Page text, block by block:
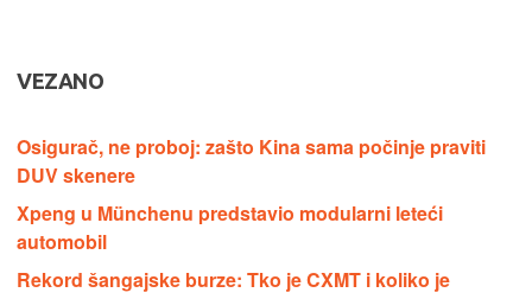
VEZANO
Osigurač, ne proboj: zašto Kina sama počinje praviti
DUV skenere
Xpeng u Münchenu predstavio modularni leteći
automobil
Rekord šangajske burze: Tko je CXMT i koliko je